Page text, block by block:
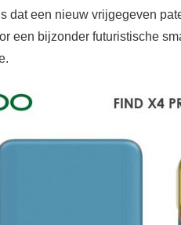
dat een nieuw vrijgegeven
een bijzonder futuristische